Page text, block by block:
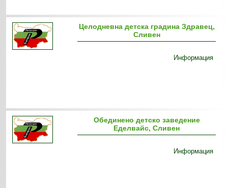
Целодневна детска градина Здравец,
Сливен
Информация
Обединено детско заведение
Еделвайс, Сливен
Информация